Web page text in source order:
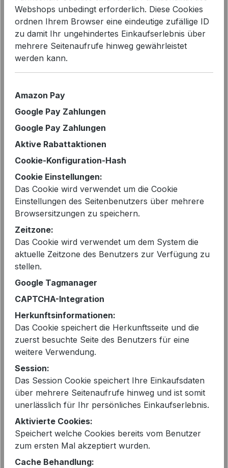
Bildergalerie überspringen
Regulärer Preis:
389,95 €
Preise inkl. MwSt. zzgl. Versandkosten
Sofort verfügbar, Lieferzeit: 2-5 Tage
Größeauswählen
S - 36
L - 40
Produkt Anzahl: Gib den
In den Warenkorb
EAN:2000110760311
Artikelnummer: AARYA-5YTK660A
Webshops unbedingt erforderlich. Diese Cookies
ordnen Ihrem Browser eine eindeutige zufällige ID
zu damit Ihr ungehindertes Einkaufserlebnis über
mehrere Seitenaufrufe hinweg gewährleistet
werden kann.
Amazon Pay
Google Pay Zahlungen
Google Pay Zahlungen
Aktive Rabattaktionen
Cookie-Konfiguration-Hash
Cookie Einstellungen:
Das Cookie wird verwendet um die Cookie
Einstellungen des Seitenbenutzers über mehrere
Browsersitzungen zu speichern.
Zeitzone:
Das Cookie wird verwendet um dem System die
aktuelle Zeitzone des Benutzers zur Verfügung zu
stellen.
Google Tagmanager
CAPTCHA-Integration
Herkunftsinformationen:
Das Cookie speichert die Herkunftsseite und die
zuerst besuchte Seite des Benutzers für eine
weitere Verwendung.
Session:
Das Session Cookie speichert Ihre Einkaufsdaten
über mehrere Seitenaufrufe hinweg und ist somit
unerlässlich für Ihr persönliches Einkaufserlebnis.
Aktivierte Cookies:
Speichert welche Cookies bereits vom Benutzer
zum ersten Mal akzeptiert wurden.
Cache Behandlung: